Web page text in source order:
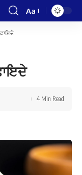
Font
Aa
4 Min Read